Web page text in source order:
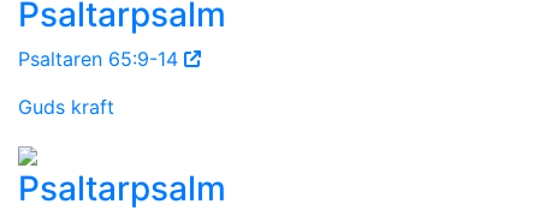
Psaltarpsalm
Psaltaren 65:9-14
Guds kraft
Psaltarpsalm